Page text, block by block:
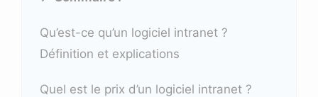
Qu’est-ce qu’un logiciel intranet ?
Définition et explications
Quel est le prix d’un logiciel intranet ?